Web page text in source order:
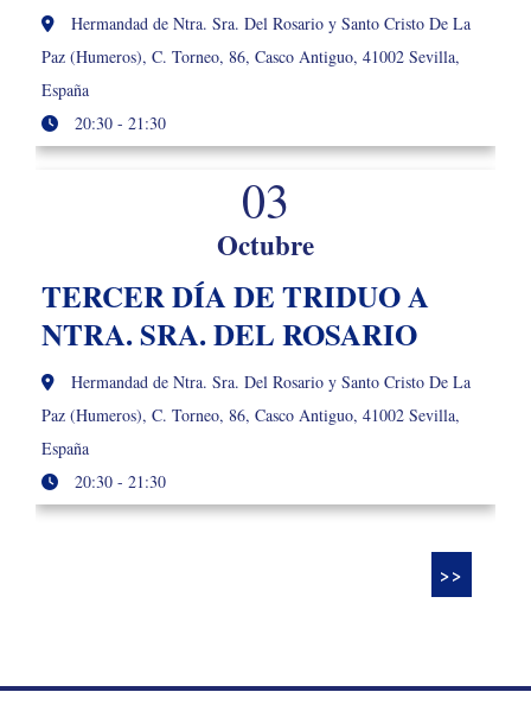
Hermandad de Ntra. Sra. Del Rosario y Santo Cristo De La
Paz (Humeros), C. Torneo, 86, Casco Antiguo, 41002 Sevilla,
España
20:30 - 21:30
03
Octubre
TERCER DÍA DE TRIDUO A
NTRA. SRA. DEL ROSARIO
Hermandad de Ntra. Sra. Del Rosario y Santo Cristo De La
Paz (Humeros), C. Torneo, 86, Casco Antiguo, 41002 Sevilla,
España
20:30 - 21:30
>>